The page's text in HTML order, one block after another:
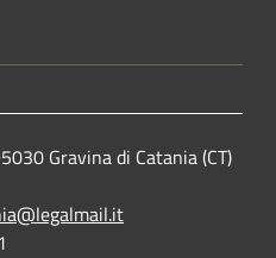
Gravina di Catania (CT)